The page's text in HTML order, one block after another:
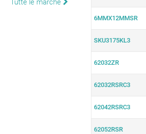
6MMX12MMSR
SKU3175KL3
62032ZR
62032RSRC3
62042RSRC3
62052RSR
Tutte le marche